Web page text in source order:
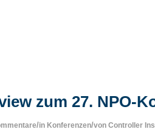
zum 27. NPO-
/in Konferenzen/von Controller